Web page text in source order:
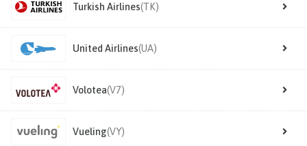
Turkish Airlines(TK)
United Airlines(UA)
Volotea(V7)
Vueling(VY)